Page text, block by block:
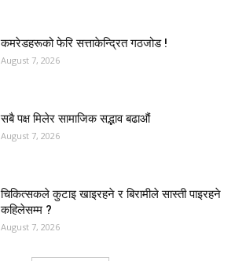
कमरेडहरूको फेरि सत्ताकेन्द्रित गठजोड !
August 7, 2026
सबै पक्ष मिलेर सामाजिक सद्भाव बढाऔं
August 7, 2026
चिकित्सकले कुटाइ खाइरहने र बिरामीले सास्ती पाइरहने
कहिलेसम्म ?
August 7, 2026